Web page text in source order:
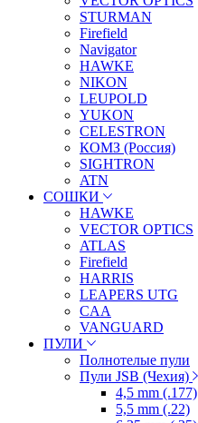
STURMAN
Firefield
Navigator
HAWKE
NIKON
LEUPOLD
YUKON
CELESTRON
КОМЗ (Россия)
SIGHTRON
ATN
СОШКИ
HAWKE
VECTOR OPTICS
ATLAS
Firefield
HARRIS
LEAPERS UTG
CAA
VANGUARD
ПУЛИ
Полнотелые пули
Пули JSB (Чехия)
4,5 mm (.177)
5,5 mm (.22)